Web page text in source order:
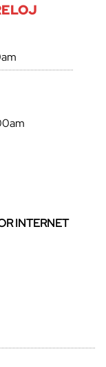
INTERNET